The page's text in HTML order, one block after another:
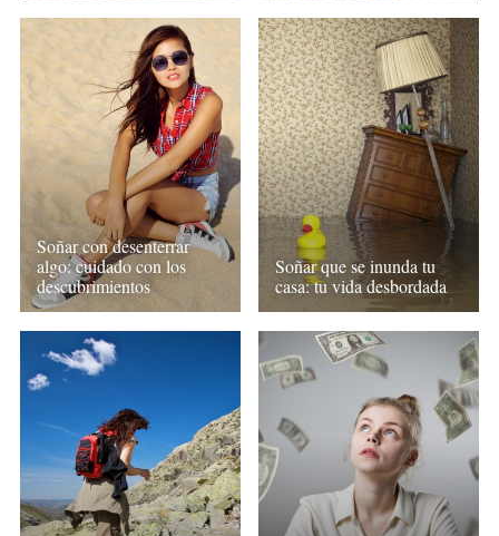
Soñar con desenterrar
algo: cuidado con los
descubrimientos
Soñar que se inunda tu
casa: tu vida desbordada